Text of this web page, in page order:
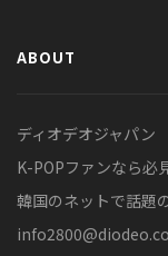
ABOUT
ディオデオジャパン
K-POPファンなら必
韓国のネットで話題